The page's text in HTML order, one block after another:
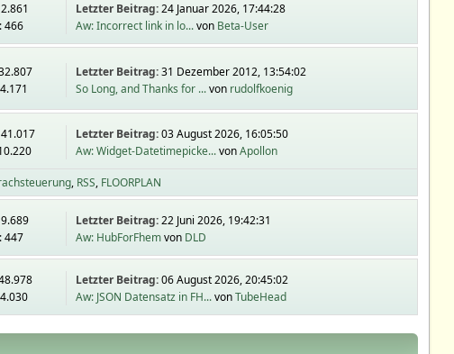
466
Letzter Beitrag:24 Januar 2026, 17:44:28
Aw: Incorrect link in lo...von Beta-User
Letzter Beitrag:31 Dezember 2012, 13:54:02
So Long, and Thanks for ...von rudolfkoenig
Letzter Beitrag:03 August 2026, 16:05:50
Aw: Widget-Datetimepicke...vonApollon
RSS FLOORPLAN
447
Letzter Beitrag:22 Juni 2026, 19:42:31
Aw: HubForFhemvon DLD
Letzter Beitrag:06 August 2026, 20:45:02
Aw: JSON Datensatz in FH...vonTubeHead